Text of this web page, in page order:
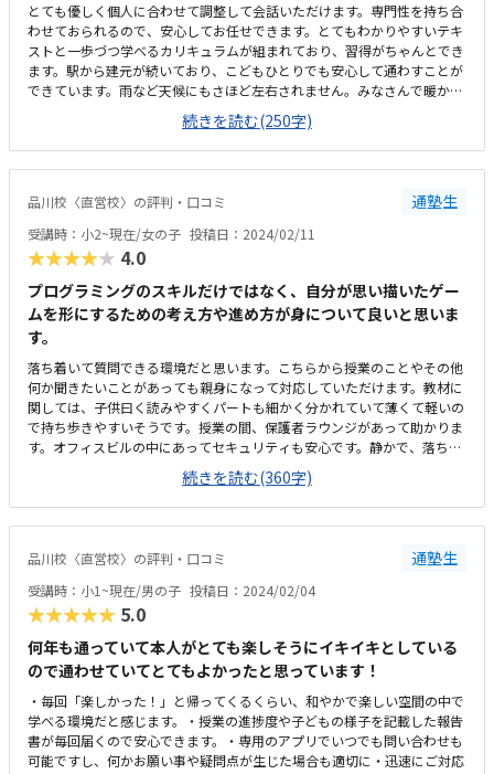
とても優しく個人に合わせて調整して会話いただけます。専門性を持ち合
わせておられるので、安心してお任せできます。とてもわかりやすいテキ
ストと一歩づつ学べるカリキュラムが組まれており、習得がちゃんとでき
ます。駅から建元が続いており、こどもひとりでも安心して通わすことが
できています。雨など天候にもさほど左右されません。みなさんで暖かく
見守ってもらえているので安心してお預けできますし、多様な講師の方々
も魅力です。人が関わっていてもらい、かつ立地についても申し分ないの
で、価格相応であり、不満はありません。
続きを読む(250字)
品川校〈直営校〉の評判・口コミ 通塾生
受講時：小2~現在/女の子 投稿日：2024/02/11
★★★★★ 4.0
プログラミングのスキルだけではなく、自分が思い描いたゲー
ムを形にするための考え方や進め方が身について良いと思いま
す。
落ち着いて質問できる環境だと思います。こちらから授業のことやその他
何か聞きたいことがあっても親身になって対応していただけます。教材に
関しては、子供曰く読みやすくパートも細かく分かれていて薄くて軽いの
で持ち歩きやすいそうです。授業の間、保護者ラウンジがあって助かりま
す。オフィスビルの中にあってセキュリティも安心です。静かで、落ち着
いた環境です。十分過ごしやすく、特に何も不満はありません。入退室も
メールがくるので把握でき安心です。安くもなく高くもなく。隔週です
が、授業とその他設備を考えたら良い価格かと思います。良い点・静かな
環境なので捗る・順を追って学習するので、自分のペースで積み上げてい
ぎることがあると言っていましたが、総じて良い教室だと思います。
続きを読む(360字)
品川校〈直営校〉の評判・口コミ 通塾生
受講時：小1~現在/男の子 投稿日：2024/02/04
★★★★★ 5.0
何年も通っていて本人がとても楽しそうにイキイキとしている
ので通わせていてとてもよかったと思っています！
・毎回「楽しかった！」と帰ってくるくらい、和やかで楽しい空間の中で
学べる環境だと感じます。・授業の進捗度や子どもの様子を記載した報告
書が毎回届くので安心できます。・専用のアプリでいつでも問い合わせも
可能ですし、何かお願い事や疑問点が生じた場合も適切に・迅速にご対応